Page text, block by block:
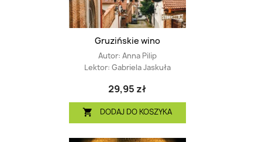
Gruzińskie wino
Autor: Anna Pilip
Lektor: Gabriela Jaskuła
29,95 zł
 DODAJ DO KOSZYKA